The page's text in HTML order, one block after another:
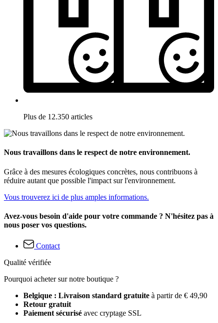
Plus de 12.350 articles
Nous travaillons dans le respect de notre environnement.
Grâce à des mesures écologiques concrètes, nous contribuons à
réduire autant que possible l'impact sur l'environnement.
Vous trouverez ici de plus amples informations.
Avez-vous besoin d'aide pour votre commande ? N'hésitez pas à
nous poser vos questions.
Contact
Qualité vérifiée
Pourquoi acheter sur notre boutique ?
Belgique : Livraison standard gratuite à partir de € 49,90
Retour gratuit
Paiement sécurisé avec cryptage SSL